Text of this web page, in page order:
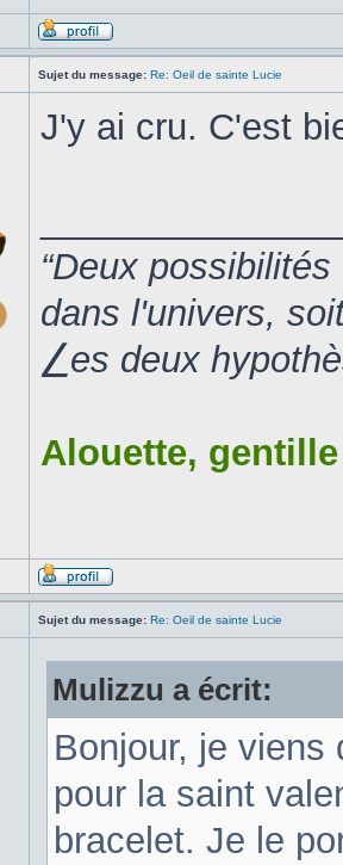
Sujet du message: Re: Oeil de sainte Lucie
J'y ai cru. C'est
“Deux
dans l'univers,
⎳es deux
Alouette,
Sujet du message: Re: Oeil de sainte Lucie
Mulizzu a écrit:
Bonjour, je viens
pour la saint
bracelet. Je le